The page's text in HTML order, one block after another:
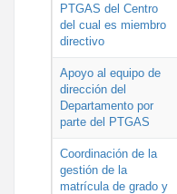
PTGAS del Centro
del cual es miembro
directivo
Apoyo al equipo de
dirección del
Departamento por
parte del PTGAS
Coordinación de la
gestión de la
matrícula de grado y